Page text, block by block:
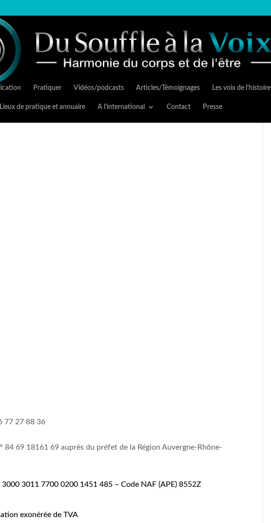
Pratiquer Vidéos/podcasts Articles/Témoignages Les voix de l’histoire
Lieux de pratique et annuaire A l’international Contact Presse
77 27 88 36
69 18161 69 auprès du préfet de la Région Auvergne-Rhône-
3000 3011 7700 0200 1451 485 – Code NAF (APE)8552Z
exonérée de TVA